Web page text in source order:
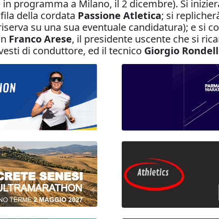
programma a Milano, il 2 dicembre). Si
della cordata Passione Atletica; si
su una sua eventuale candidatura); e si
Franco Arese, il presidente uscente che si
di conduttore, ed il tecnico Giorgio